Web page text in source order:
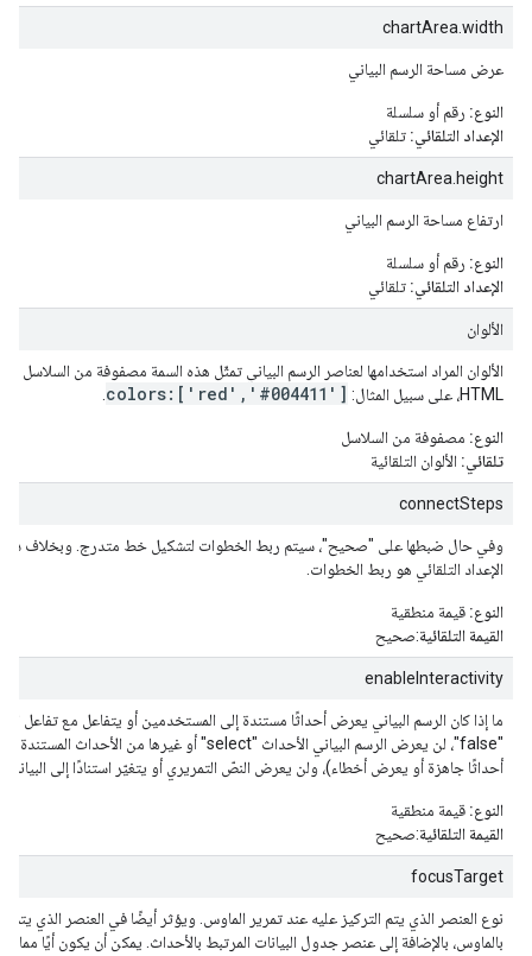
chartArea.width
عرض مساحة الرسم البياني
النوع: رقم أو سلسلة
الإعداد التلقائي: تلقائي
chartArea.height
ارتفاع مساحة الرسم البياني
النوع: رقم أو سلسلة
الإعداد التلقائي: تلقائي
الألوان
الألوان المراد استخدامها لعناصر الرسم البياني تمثّل هذه السمة مصفوفة من السلاسل
HTML، على سبيل المثال:
colors:['red','#004411']
النوع: مصفوفة من السلاسل
تلقائي: الألوان التلقائية
connectSteps
وفي حال ضبطها على "صحيح"، سيتم ربط الخطوات لتشكيل خط متدرج. وبخلاف
الإعداد التلقائي هو ربط الخطوات.
النوع: قيمة منطقية
القيمة التلقائية:صحيح
enableInteractivity
ما إذا كان الرسم البياني يعرض أحداثًا مستندة إلى المستخدمين أو يتفاعل مع تفاعل
"false"، لن يعرض الرسم البياني الأحداث "select" أو غيرها من الأحداث المستندة إلى التفاعل (ولكنه
أحداثًا جاهزة أو يعرض أخطاء)، ولن يعرض النصّ التمريري أو يتغيّر استنادًا إلى
النوع: قيمة منطقية
القيمة التلقائية:صحيح
focusTarget
نوع العنصر الذي يتم التركيز عليه عند تمرير الماوس. ويؤثر أيضًا في العنصر الذي يتم
بالماوس، بالإضافة إلى عنصر جدول البيانات المرتبط بالأحداث. يمكن أن يكون أيًا مما